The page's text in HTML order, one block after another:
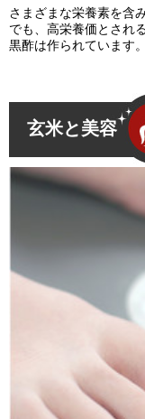
さまざまな栄養素を含
でも、高栄養価とされ
黒酢は作られています。
玄米と美容